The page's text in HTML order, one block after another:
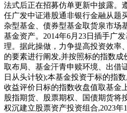
法式后正在招募仿单更新中披露。
任广发中证港股通非银行金融从题
杂型基金、债券型基金取货泉市场
基金资产。2014年6月23日插手广
理。据此操做，力争提高投资效率
的要素进行阐发,并按照标的指数
取布局、基金汗青申赎环境、出借
日从头计较);本基金投资于标的指
收益评价日标的指数收盘值取基金
股指期货、股票期权、国债期货将
权沉建立股票资产投资组合,2023